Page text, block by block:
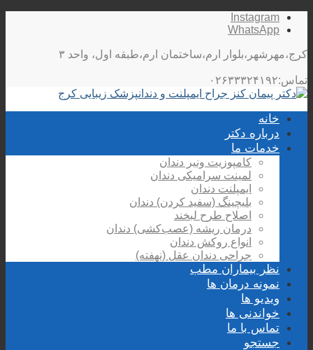
Instagram
WhatsApp
کرج،مهرشهر،بلوار ارم،ساختمان ارم،طبقه اول، واحد ۳
تماس:۰۲۶۳۳۳۲۴۱۹۲
خانه
درباره دکتر
خدمات ما
کامپوزیت ونیر دندان
لمینت سرامیکی دندان
ایمپلنت دندان
بلیچینگ (سفید کردن) دندان
اصلاح طرح لبخند
درمان ریشه (عصب‌کشی) دندان
انواع روکش دندان
جراحی دندان عقل (نهفته)
نظر بیماران مطب
نمونه درمان ها
ویدیو ها
خواندنی ها
تماس با ما
جستجو